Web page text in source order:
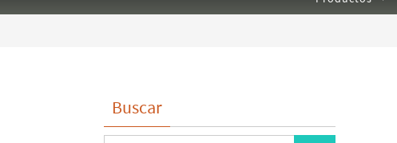
Buscar